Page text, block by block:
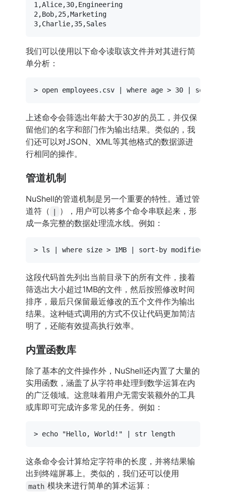
1,Alice,30,Engineering
2,Bob,25,Marketing
我们可以使用以下命令读取该文件并对其进行简
单分析：
> open employees.csv | where age > 30 | select
上述命令会筛选出年龄大于30岁的员工，并仅保
留他们的名字和部门作为输出结果。类似的，我
们还可以对JSON、XML等其他格式的数据源进
行相同的操作。
管道机制
NuShell的管道机制是另一个重要的特性。通过管
道符（
|
），用户可以将多个命令串联起来，形
成一条完整的数据处理流水线。例如：
> ls where
这段代码首先列出当前目录下的所有文件，接着
筛选出大小超过1MB的文件，然后按照修改时间
排序，最后只保留最近修改的五个文件作为输出
结果。这种链式调用的方式不仅让代码更加简洁
明了，还能有效提高执行效率。
内置函数库
除了基本的文件操作外，NuShell还内置了大量的
实用函数，涵盖了从字符串处理到数学运算在内
的广泛领域。这意味着用户无需安装额外的工具
或库即可完成许多常见的任务。例如：
> echo "Hello, World!"
这条命令会计算给定字符串的长度，并将结果输
出到终端屏幕上。类似的，我们还可以使用
math 模块来进行简单的算术运算：